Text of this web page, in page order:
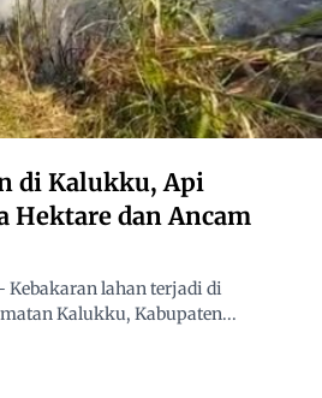
di Kalukku, Api
Hektare dan Ancam
Kebakaran lahan terjadi di
Kalukku, Kabupaten...